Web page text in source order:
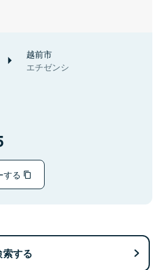
越前市
エチゼンシ
する
する